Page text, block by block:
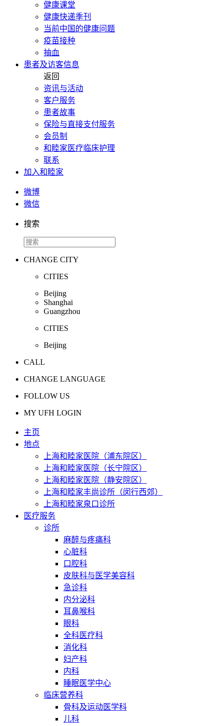
健康课堂
健康快递季刊
当前中国的健康问题
疫苗接种
抽血
患者及访客信息
返回
资讯与活动
客户服务
患者故事
保险与直接支付服务
会员制
和睦家医疗临床护理
联系
加入和睦家
微博
微信
搜索
CHANGE CITY
CITIES
Beijing
Shanghai
Guangzhou
CITIES
Beijing
CALL
CHANGE LANGUAGE
FOLLOW US
MY UFH LOGIN
主页
地点
上海和睦家医院（浦东院区）
上海和睦家医院（长宁院区）
上海和睦家医院（静安院区）
上海和睦家丰尚诊所（闵行西郊）
上海和睦家泉口诊所
医疗服务
诊所
麻醉与疼痛科
心脏科
口腔科
皮肤科与医学美容科
急诊科
内分泌科
耳鼻喉科
眼科
全科医疗科
消化科
妇产科
内科
睡眠医学中心
临床营养科
骨科及运动医学科
儿科